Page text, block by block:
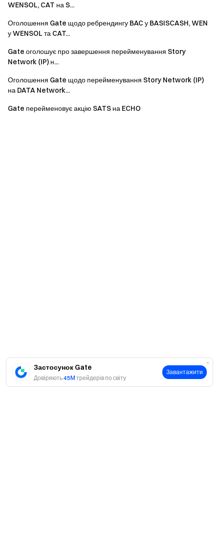
Застосунок Gate
Довіряють45M трейдерів по світу
Завантажити
WENSOL, CAT на S...
Оголошення Gate щодо ребрендингу BAC у BASISCASH, WEN
у WENSOL та CAT...
Gate оголошує про завершення перейменування Story
Network (IP) н...
Оголошення Gate щодо перейменування Story Network (IP)
на DATA Network...
Gate перейменовує акцію SATS на ECHO